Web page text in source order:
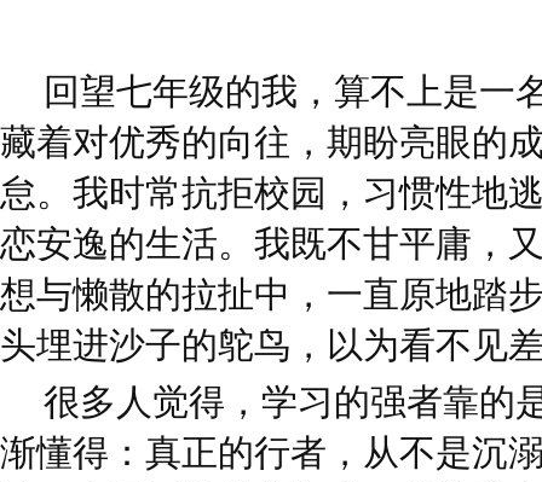
回望七年级的我，算不上是一
藏着对优秀的向往，期盼亮眼的
怠。我时常抗拒校园，习惯性地
恋安逸的生活。我既不甘平庸，
想与懒散的拉扯中，一直原地踏
头埋进沙子的鸵鸟，以为看不见
很多人觉得，学习的强者靠的
渐懂得：真正的行者，从不是沉